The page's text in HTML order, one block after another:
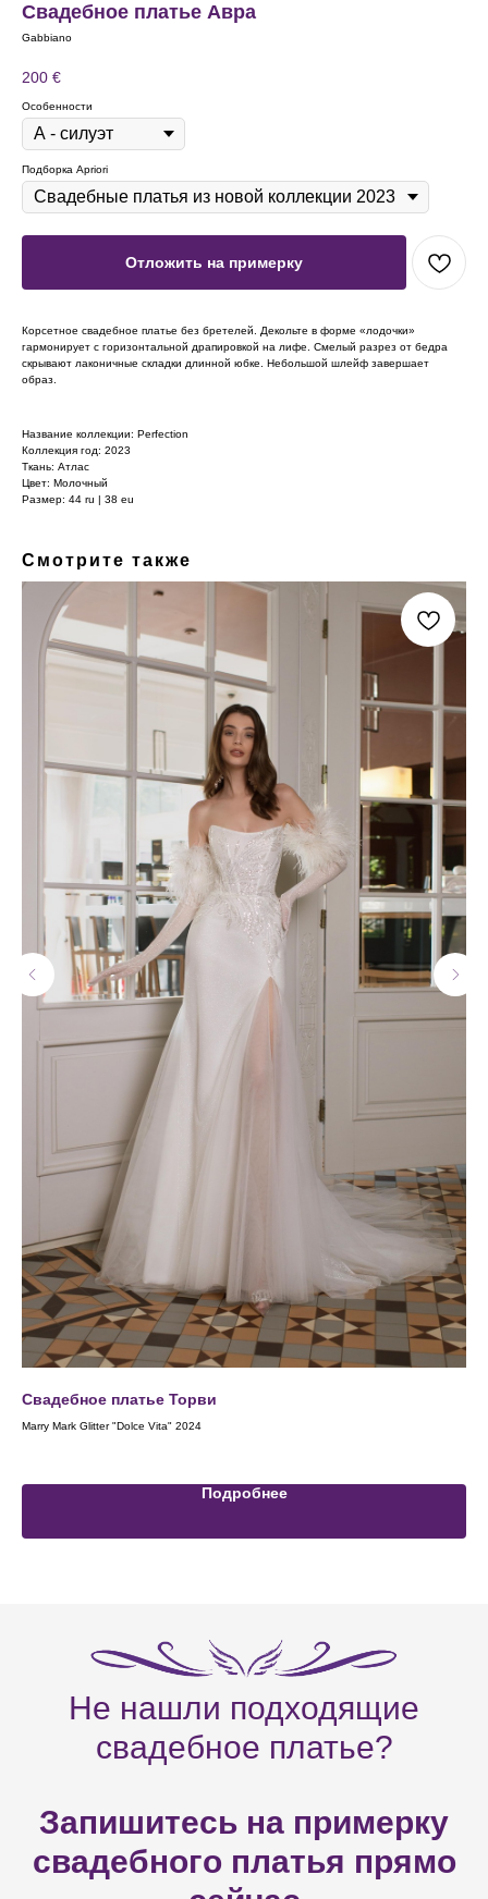
Свадебное платье Авра
Gabbiano
200 €
Особенности
Подборка Apriori
Отложить на примерку
Корсетное свадебное платье без бретелей. Декольте в форме «лодочки»
гармонирует с горизонтальной драпировкой на лифе. Смелый разрез от бедра
скрывают лаконичные складки длинной юбке. Небольшой шлейф завершает
образ.
Название коллекции: Perfection
Коллекция год: 2023
Ткань: Атлас
Цвет: Молочный
Размер: 44 ru | 38 eu
Смотрите также
Свадебное платье Торви
Marry Mark Glitter "Dolce Vita" 2024
Подробнее
Не нашли подходящие
свадебное платье?
Запишитесь на примерку
свадебного платья прямо